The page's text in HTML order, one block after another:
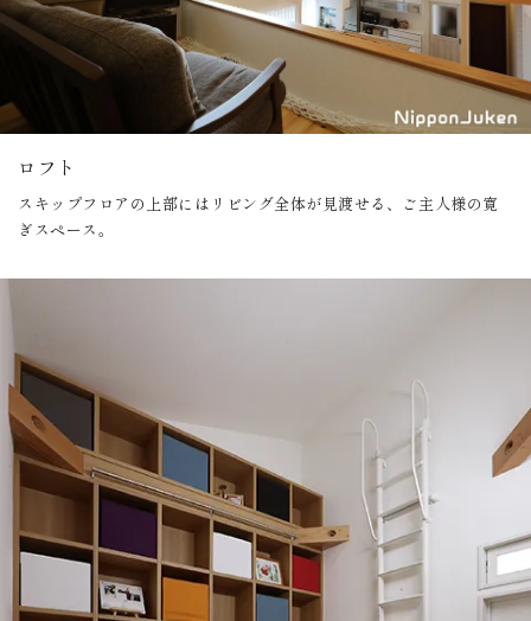
ロフト
スキップフロアの上部にはリビング全体が見渡せる、ご主人様の寛
ぎスペース。